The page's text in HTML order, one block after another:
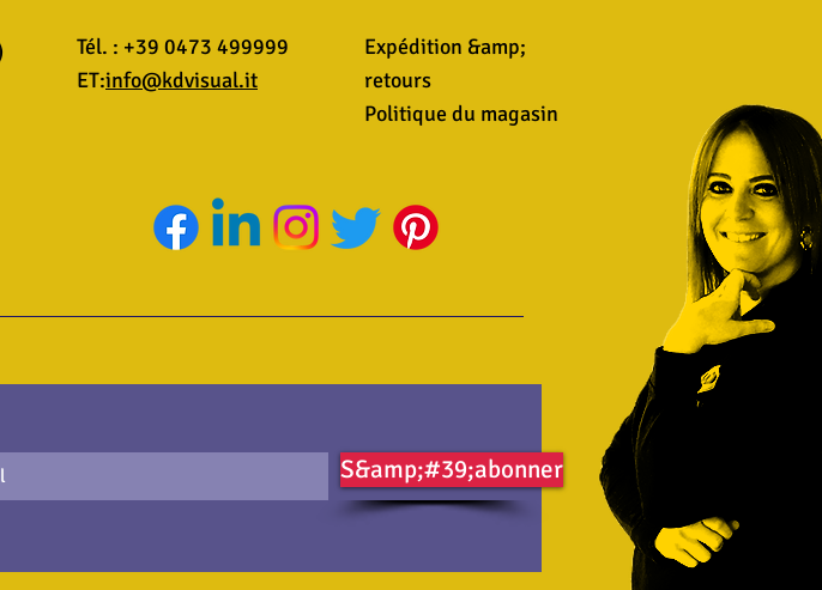
Tél. : +39 0473 499999
ET:info@kdvisual.it
Expédition &amp;
retours
Politique du magasin
S&amp;#39;abonner